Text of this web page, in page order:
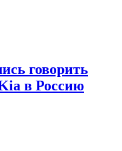
говорить
в Россию